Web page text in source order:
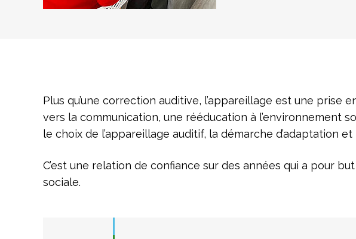
Plus qu’une correction auditive, l’appareillage est une
vers la communication, une rééducation à l’environnement
le choix de l’appareillage auditif, la démarche d’adaptation
C’est une relation de confiance sur des années qui a pour
sociale.